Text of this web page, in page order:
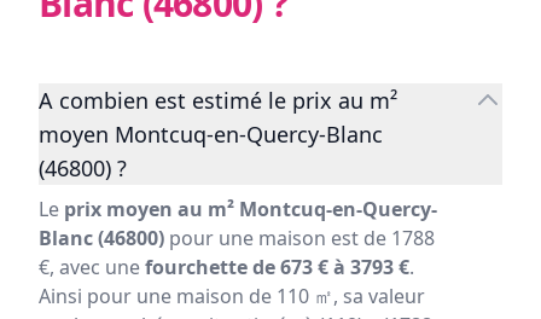
A combien est estimé le prix au m²
moyen Montcuq-en-Quercy-Blanc
(46800) ?
Le prix moyen au m² Montcuq-en-Quercy-
Blanc (46800) pour une maison est de 1788
€, avec unefourchette de 673 € à 3793 €.
Ainsi pour une maison de 110 ㎡, sa valeur